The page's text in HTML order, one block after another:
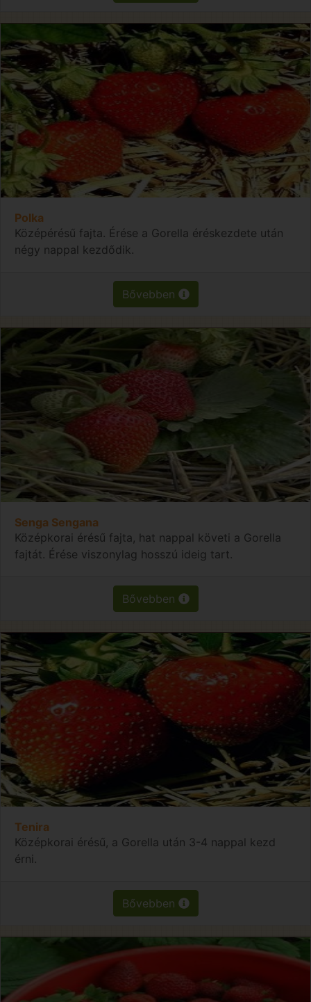
Polka
Középérésű fajta. Érése a Gorella éréskezdete után
négy nappal kezdődik.
Bővebben
Senga Sengana
Középkorai érésű fajta, hat nappal követi a Gorella
fajtát. Érése viszonylag hosszú ideig tart.
Bővebben
Tenira
Középkorai érésű, a Gorella után 3-4 nappal kezd
érni.
Bővebben